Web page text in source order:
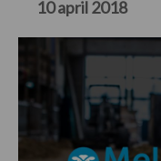
10 april 2018